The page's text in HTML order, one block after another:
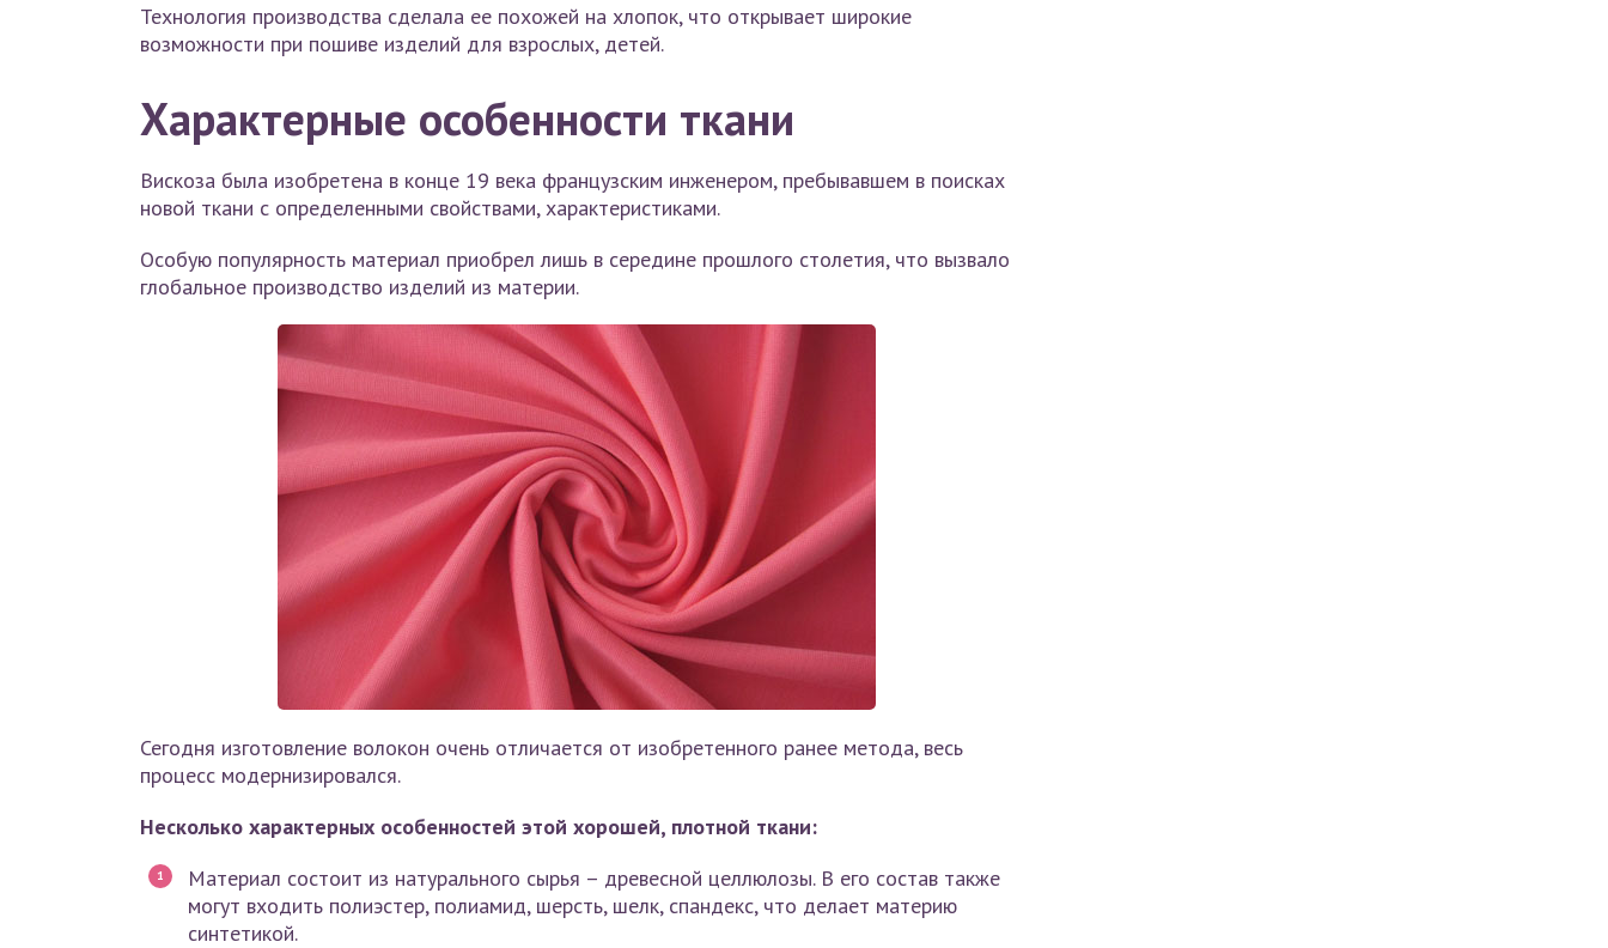
Технология производства сделала ее похожей на хлопок, что открывает широкие
возможности при пошиве изделий для взрослых, детей.
Характерные особенности ткани
Вискоза была изобретена в конце 19 века французским инженером, пребывавшем в поисках
новой ткани с определенными свойствами, характеристиками.
Особую популярность материал приобрел лишь в середине прошлого столетия, что вызвало
глобальное производство изделий из материи.
Сегодня изготовление волокон очень отличается от изобретенного ранее метода, весь
процесс модернизировался.
Несколько характерных особенностей этой хорошей, плотной ткани:
Материал состоит из натурального сырья – древесной целлюлозы. В его состав также
могут входить полиэстер, полиамид, шерсть, шелк, спандекс, что делает материю
синтетикой.